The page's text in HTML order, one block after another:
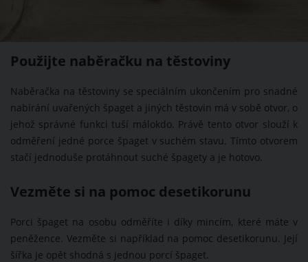
Použijte naběračku na těstoviny
Naběračka na těstoviny se speciálním ukončením pro snadné
nabírání uvařených špaget a jiných těstovin má v sobě otvor, o
jehož správné funkci tuší málokdo. Právě tento otvor slouží k
odměření jedné porce špaget v suchém stavu. Tímto otvorem
stačí jednoduše protáhnout suché špagety a je hotovo.
Vezměte si na pomoc desetikorunu
Porci špaget na osobu odměříte i díky mincím, které máte v
peněžence. Vezměte si například na pomoc desetikorunu. Její
šířka je opět shodná s jednou porcí špaget.